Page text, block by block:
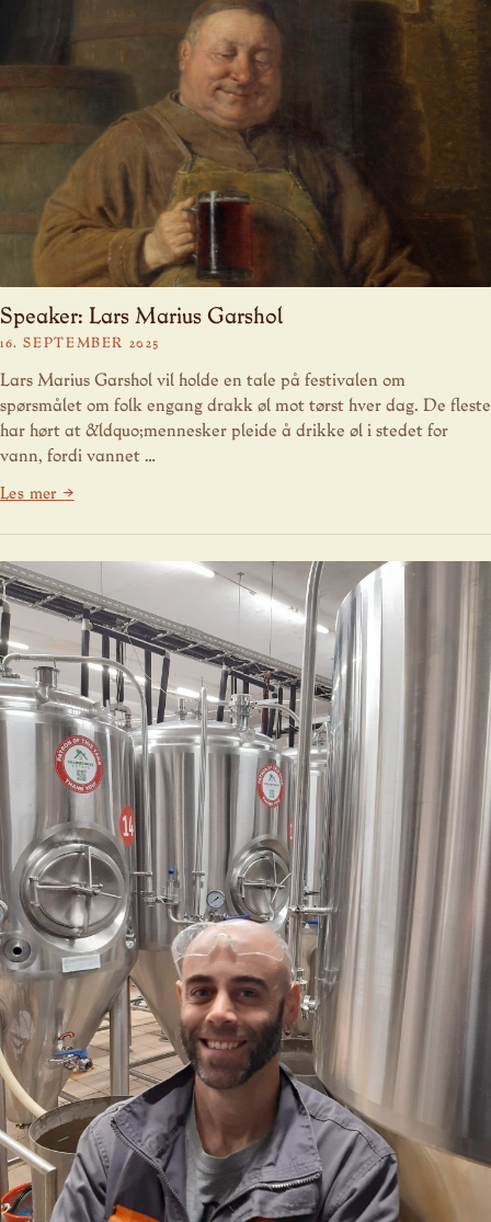
Speaker: Lars Marius Garshol
16. SEPTEMBER 2025
Lars Marius Garshol vil holde en tale på festivalen om
spørsmålet om folk engang drakk øl mot tørst hver dag. De fleste
har hørt at &ldquo;mennesker pleide å drikke øl i stedet for
vann, fordi vannet …
Les mer →